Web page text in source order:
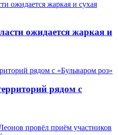
ожидается жаркая и
рядом с